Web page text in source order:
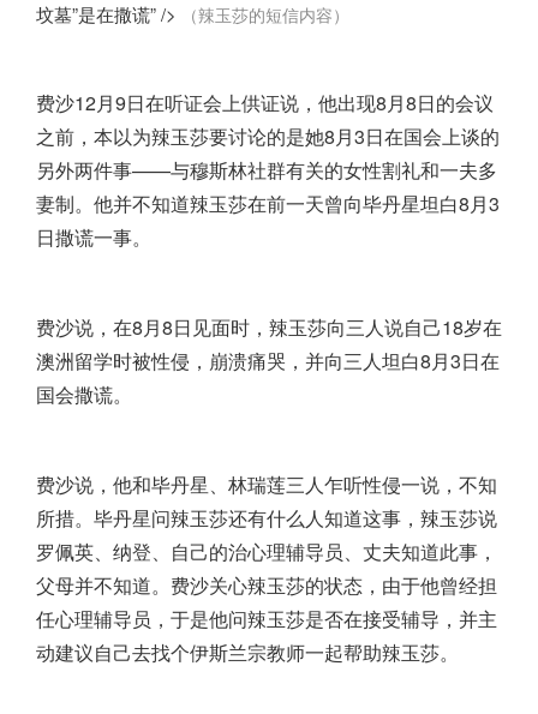
坟墓”是在撒谎” />
（辣玉莎的短信内容）
费沙12月9日在听证会上供证说，他出现8月8日的会议
之前，本以为辣玉莎要讨论的是她8月3日在国会上谈的
另外两件事——与穆斯林社群有关的女性割礼和一夫多
妻制。他并不知道辣玉莎在前一天曾向毕丹星坦白8月3
日撒谎一事。
费沙说，在8月8日见面时，辣玉莎向三人说自己18岁在
澳洲留学时被性侵，崩溃痛哭，并向三人坦白8月3日在
国会撒谎。
费沙说，他和毕丹星、林瑞莲三人乍听性侵一说，不知
所措。毕丹星问辣玉莎还有什么人知道这事，辣玉莎说
罗佩英、纳登、自己的治心理辅导员、丈夫知道此事，
父母并不知道。费沙关心辣玉莎的状态，由于他曾经担
任心理辅导员，于是他问辣玉莎是否在接受辅导，并主
动建议自己去找个伊斯兰宗教师一起帮助辣玉莎。